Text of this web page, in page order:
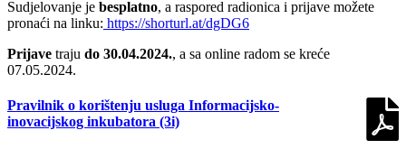
Sudjelovanje je besplatno, a raspored radionica i prijave možete
pronaći na linku: https://shorturl.at/dgDG6
Prijave traju do 30.04.2024., a sa online radom se kreće
07.05.2024.
Pravilnik o korištenju usluga Informacijsko-
inovacijskog inkubatora (3i)